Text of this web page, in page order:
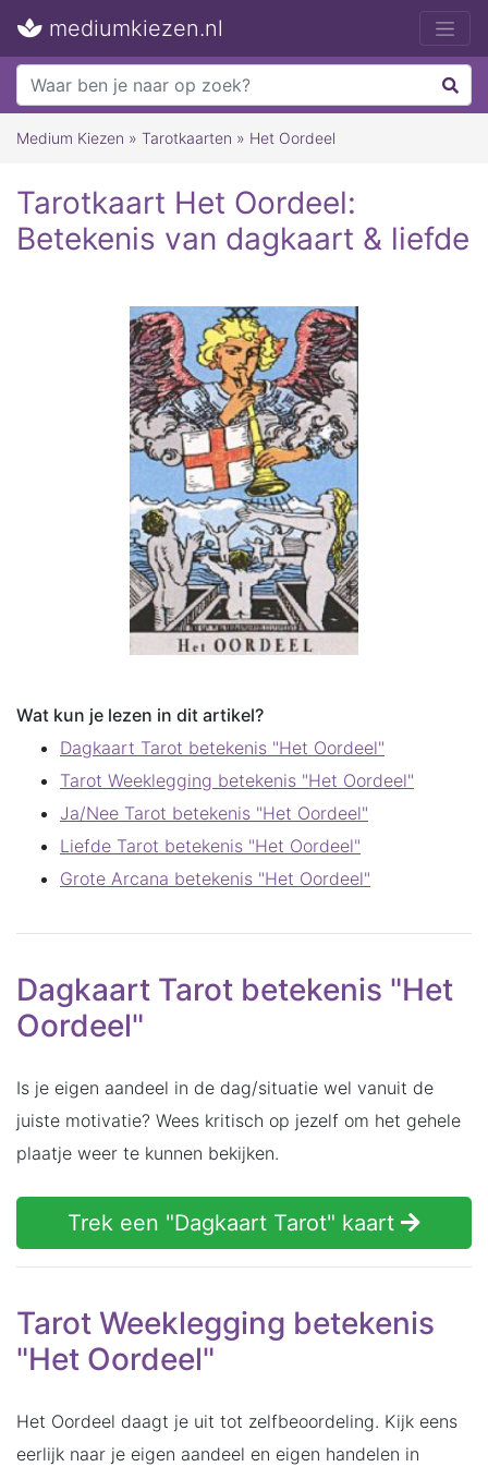
mediumkiezen.nl
Medium Kiezen » Tarotkaarten » Het Oordeel
Tarotkaart Het Oordeel:
Betekenis van dagkaart & liefde
Wat kun je lezen in dit artikel?
Dagkaart Tarot betekenis "Het Oordeel"
Tarot Weeklegging betekenis "Het Oordeel"
Ja/Nee Tarot betekenis "Het Oordeel"
Liefde Tarot betekenis "Het Oordeel"
Grote Arcana betekenis "Het Oordeel"
Dagkaart Tarot betekenis "Het
Oordeel"
Is je eigen aandeel in de dag/situatie wel vanuit de
juiste motivatie? Wees kritisch op jezelf om het gehele
plaatje weer te kunnen bekijken.
Trek een "Dagkaart Tarot" kaart
Tarot Weeklegging betekenis
"Het Oordeel"
Het Oordeel daagt je uit tot zelfbeoordeling. Kijk eens
eerlijk naar je eigen aandeel en eigen handelen in